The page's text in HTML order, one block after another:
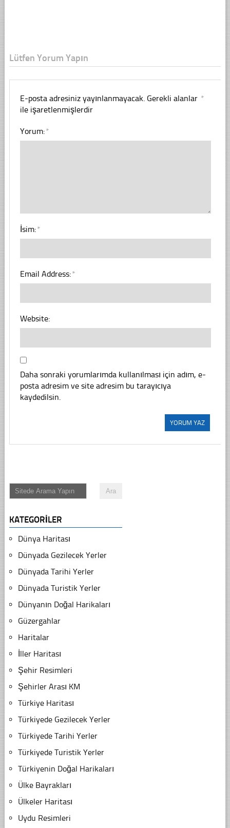
Lütfen Yorum Yapın
E-posta adresiniz yayınlanmayacak. Gerekli alanlar *
ile işaretlenmişlerdir
Yorum:*
İsim:*
Email Address:*
Website:
Daha sonraki yorumlarımda kullanılması için adım, e-
posta adresim ve site adresim bu tarayıcıya
kaydedilsin.
KATEGORILER
Dünya Haritası
Dünyada Gezilecek Yerler
Dünyada Tarihi Yerler
Dünyada Turistik Yerler
Dünyanın Doğal Harikaları
Güzergahlar
Haritalar
İller Haritası
Şehir Resimleri
Şehirler Arası KM
Türkiye Haritası
Türkiyede Gezilecek Yerler
Türkiyede Tarihi Yerler
Türkiyede Turistik Yerler
Türkiyenin Doğal Harikaları
Ülke Bayrakları
Ülkeler Haritası
Uydu Resimleri